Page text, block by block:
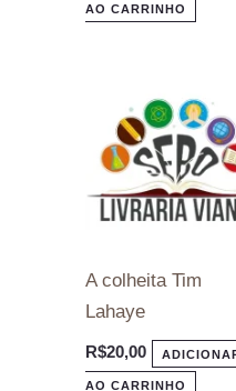
AO CARRINHO
A colheita Tim
Lahaye
R$20,00
AO CARRINHO